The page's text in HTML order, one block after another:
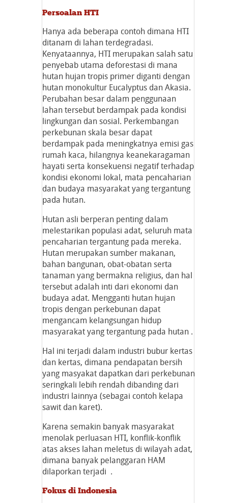
Persoalan HTI
Hanya ada beberapa contoh dimana HTI
ditanam di lahan terdegradasi.
Kenyataannya, HTI merupakan salah satu
penyebab utama deforestasi di mana
hutan hujan tropis primer diganti dengan
hutan monokultur Eucalyptus dan Akasia.
Perubahan besar dalam penggunaan
lahan tersebut berdampak pada kondisi
lingkungan dan sosial. Perkembangan
perkebunan skala besar dapat
berdampak pada meningkatnya emisi gas
rumah kaca, hilangnya keanekaragaman
hayati serta konsekuensi negatif terhadap
kondisi ekonomi lokal, mata pencaharian
dan budaya masyarakat yang tergantung
pada hutan.
Hutan asli berperan penting dalam
melestarikan populasi adat, seluruh mata
pencaharian tergantung pada mereka.
Hutan merupakan sumber makanan,
bahan bangunan, obat-obatan serta
tanaman yang bermakna religius, dan hal
tersebut adalah inti dari ekonomi dan
budaya adat. Mengganti hutan hujan
tropis dengan perkebunan dapat
mengancam kelangsungan hidup
masyarakat yang tergantung pada hutan .
Hal ini terjadi dalam industri bubur kertas
dan kertas, dimana pendapatan bersih
yang masyakat dapatkan dari perkebunan
seringkali lebih rendah dibanding dari
industri lainnya (sebagai contoh kelapa
sawit dan karet).
Karena semakin banyak masyarakat
menolak perluasan HTI, konflik-konflik
atas akses lahan meletus di wilayah adat,
dimana banyak pelanggaran HAM
dilaporkan terjadi .
Fokus di Indonesia